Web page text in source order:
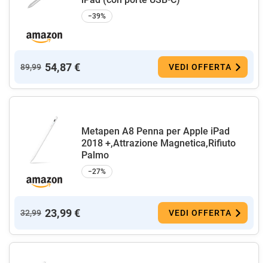
−39%
89,99 54,87 € VEDI OFFERTA
Metapen A8 Penna per Apple iPad
2018 +,Attrazione Magnetica,Rifiuto
Palmo
−27%
32,99 23,99 € VEDI OFFERTA